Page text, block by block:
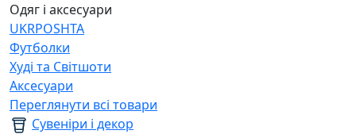
Одяг і аксесуари
UKRPOSHTA
Футболки
Худі та Світшоти
Аксесуари
Переглянути всі товари
Сувеніри і декор